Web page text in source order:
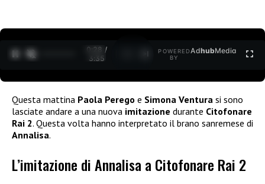
0:30 /
3:35
POWERED
BY
AdhubMedia
Questa mattina Paola Perego e Simona Ventura si sono
lasciate andare a una nuova imitazione durante Citofonare
Rai 2. Questa volta hanno interpretato il brano sanremese di
Annalisa.
L’imitazione di Annalisa a Citofonare Rai 2